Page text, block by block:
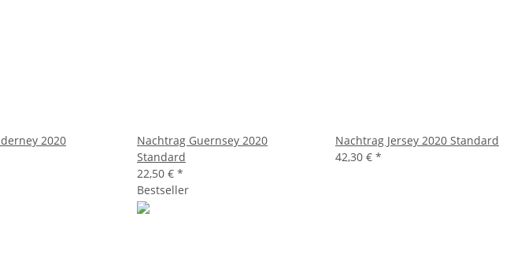
2020
Nachtrag Guernsey 2020
Standard
22,50 € *
Nachtrag Jersey 2020 Standard
42,30 € *
Bestseller